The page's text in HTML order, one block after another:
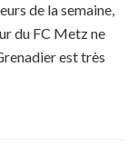
de la semaine,
du FC Metz ne
est très